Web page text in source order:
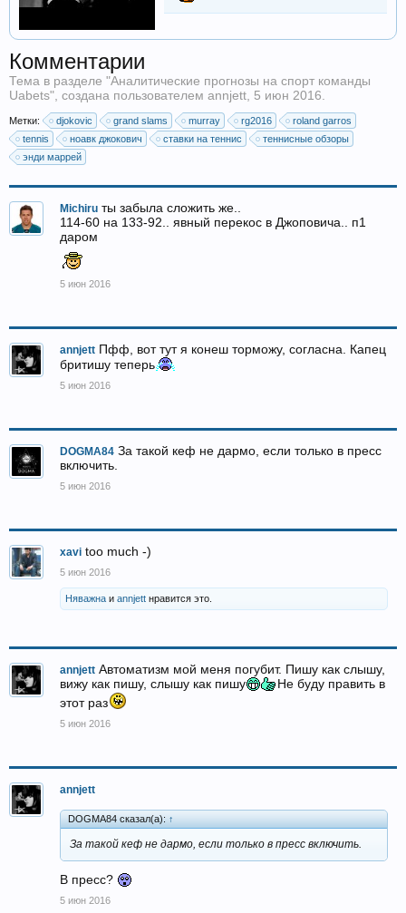
Комментарии
Тема в разделе "Аналитические прогнозы на спорт команды
Uabets", создана пользователем annjett, 5 июн 2016.
Метки: djokovic grand slams murray rg2016
roland garros
tennis
ноавк джокович ставки на теннис
теннисные обзоры
энди маррей
Michiru ты забыла сложить же..
114-60 на 133-92.. явный перекос в Джоповича.. п1
даром
5 июн 2016
annjett Пфф, вот тут я конеш торможу, согласна. Капец
бритишу теперь
5 июн 2016
DOGMA84 За такой кеф не дармо, если только в пресс
включить.
5 июн 2016
xavi too much -)
5 июн 2016
Няважна и annjett нравится это.
annjett Автоматизм мой меня погубит. Пишу как слышу,
вижу как пишу, слышу как пишу
Не буду править в
этот раз
5 июн 2016
annjett
DOGMA84 сказал(а): ↑
За такой кеф не дармо, если только в пресс включить.
В пресс?
5 июн 2016